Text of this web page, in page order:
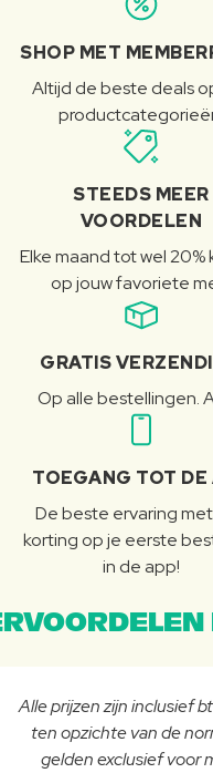
SHOP MET
Altijd de beste deals
STEEDS MEER
VOORDELEN
Elke maand tot wel 20%
op jouw favoriete
GRATIS
Op alle bestellingen.
TOEGANG TOT DE
De beste ervaring met
korting op je eerste
in de app!
Alle prijzen zijn inclusief
ten opzichte van de
gelden exclusief voor